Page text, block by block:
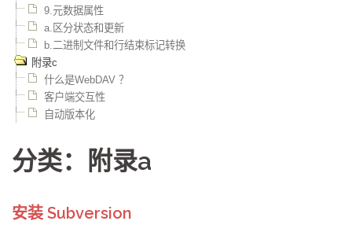
9.元数据属性
a.区分状态和更新
b.二进制文件和行结束标记转换
附录c
什么是WebDAV ？
客户端交互性
自动版本化
分类：附录a
安装 Subversion